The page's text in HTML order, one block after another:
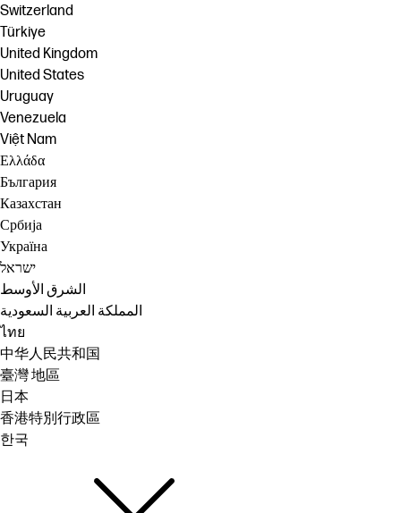
Switzerland
Türkiye
United Kingdom
United States
Uruguay
Venezuela
Việt Nam
Ελλάδα
България
Казахстан
Србија
Україна
ישראל
الشرق الأوسط
المملكة العربية السعودية
ไทย
中华人民共和国
臺灣 地區
日本
香港特別行政區
한국